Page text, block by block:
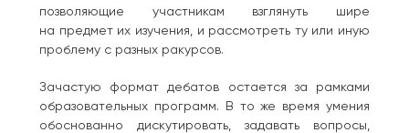
позволяющие участникам взглянуть шире
на предмет их изучения, и рассмотреть ту или иную
проблему с разных ракурсов.
Зачастую формат дебатов остается за рамками
образовательных программ. В то же время умения
обоснованно дискутировать, задавать вопросы,